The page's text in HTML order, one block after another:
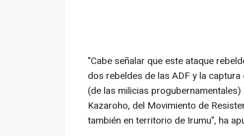
"Cabe señalar que este ataque
dos rebeldes de las ADF y la
(de las milicias
Kazaroho, del Movimiento de
también en territorio de Irumu", ha